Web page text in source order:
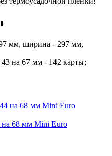
мм, ширина - 297 мм,
на 67 мм - 142 карты;
на 68 мм Mini Euro